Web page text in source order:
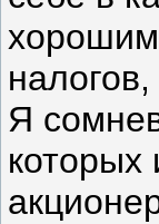
Я
которых